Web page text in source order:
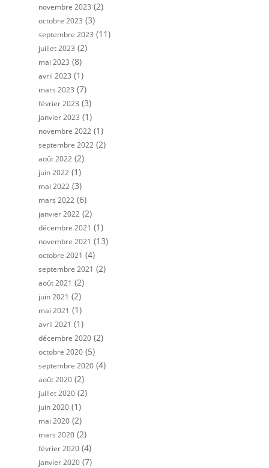
novembre 2023 (2)
octobre 2023 (3)
septembre 2023 (11)
juillet 2023 (2)
mai 2023 (8)
avril 2023 (1)
mars 2023 (7)
février 2023 (3)
janvier 2023 (1)
novembre 2022 (1)
septembre 2022 (2)
août 2022 (2)
juin 2022 (1)
mai 2022 (3)
mars 2022 (6)
janvier 2022 (2)
décembre 2021 (1)
novembre 2021 (13)
octobre 2021 (4)
septembre 2021 (2)
août 2021 (2)
juin 2021 (2)
mai 2021 (1)
avril 2021 (1)
décembre 2020 (2)
octobre 2020 (5)
septembre 2020 (4)
août 2020 (2)
juillet 2020 (2)
juin 2020 (1)
mai 2020 (2)
mars 2020 (2)
février 2020 (4)
janvier 2020 (7)